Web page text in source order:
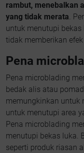
rambut, menebalkan
yang tidak merata.
untuk menutupi
tidak memberikan
Pena
Pena microblading
bedak alis atau
memungkinkan untuk
untuk menutupi area
Pena microblading
menutupi bekas luka.
seperti produk riasan